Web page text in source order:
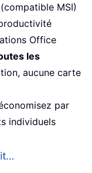
MSI)
Office
les
aucune carte
par
individuels